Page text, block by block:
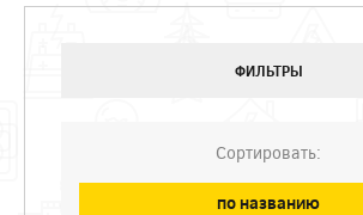
ФИЛЬТРЫ
Сортировать:
по названию